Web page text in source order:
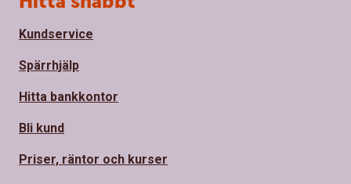
Kundservice
Spärrhjälp
Hitta bankkontor
Bli kund
Priser, räntor och kurser